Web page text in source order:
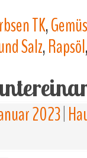
TK,
Salz,Rapsöl
2023